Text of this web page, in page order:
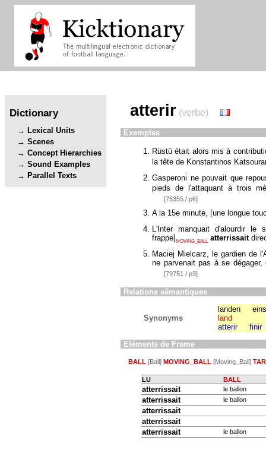
Dictionary
Lexical Units
Scenes
Concept Hierarchies
Sound Examples
Parallel Texts
atterir (verbe)
Exemples
Rüstü était alors mis à
la tête de Konstantinos
Gasperoni ne pouvait que
pieds de l'attaquant à trois
[75355 / p6]
A la 15e minute, [une longue
L'Inter manquait d'alourdir
frappe] MOVING_BALL atterrissait
Maciej Mielcarz, le gardien de
ne parvenait pas à se
[79751 / p3]
Relations sémantiques
Synonyms
landen
land
atterir
finir
Eléments de Frame
BALL [Ball] MOVING_BALL [Moving_Ball]
LU BALL
atterrissait le ballon
atterrissait le ballon
atterrissait
atterrissait
atterrissait
le ballon